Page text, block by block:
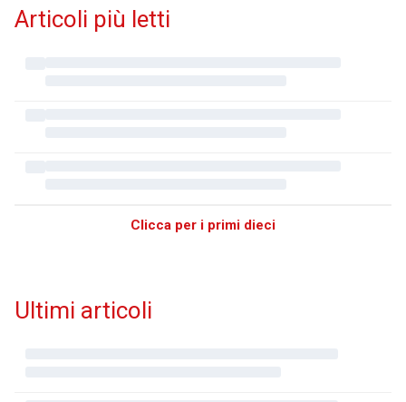
Articoli più letti
Clicca per i primi dieci
Ultimi articoli